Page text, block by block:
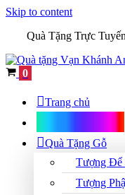
Skip to content
Quà Tặng Trực
Cart
0
Trang chủ
Quà Tặng Gỗ
Tượng Để
Tượng